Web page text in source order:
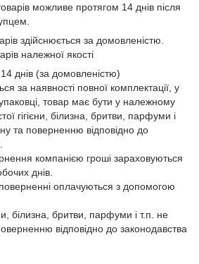
можливе протягом 14 днів після
здійснюється за домовленістю.
належної якості
днів (за домовленістю)
за наявності повної комплектації, у
товар має бути у належному
гігієни, білизна, бритви, парфуми і
та поверненню відповідно до
компанією гроші зараховуються
днів.
оплачуються з допомогою
білизна, бритви, парфуми і т.п. не
відповідно до законодавства